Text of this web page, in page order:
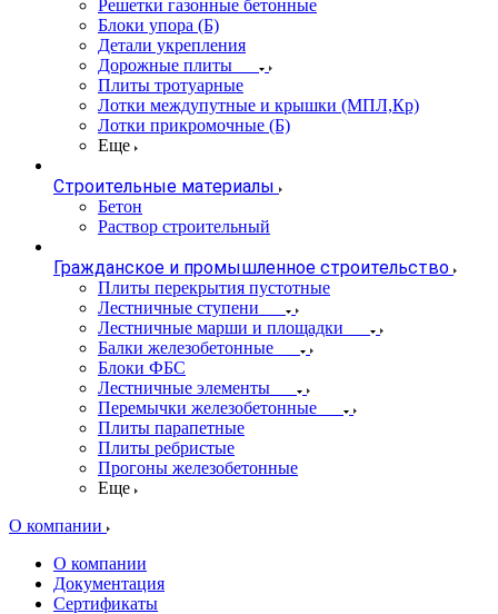
Решетки газонные бетонные
Блоки упора (Б)
Детали укрепления
Дорожные плиты
Плиты тротуарные
Лотки междупутные и крышки (МПЛ,Кр)
Лотки прикромочные (Б)
Еще
Строительные материалы
Бетон
Раствор строительный
Гражданское и промышленное строительство
Плиты перекрытия пустотные
Лестничные ступени
Лестничные марши и площадки
Балки железобетонные
Блоки ФБС
Лестничные элементы
Перемычки железобетонные
Плиты парапетные
Плиты ребристые
Прогоны железобетонные
Еще
О компании
О компании
Документация
Сертификаты